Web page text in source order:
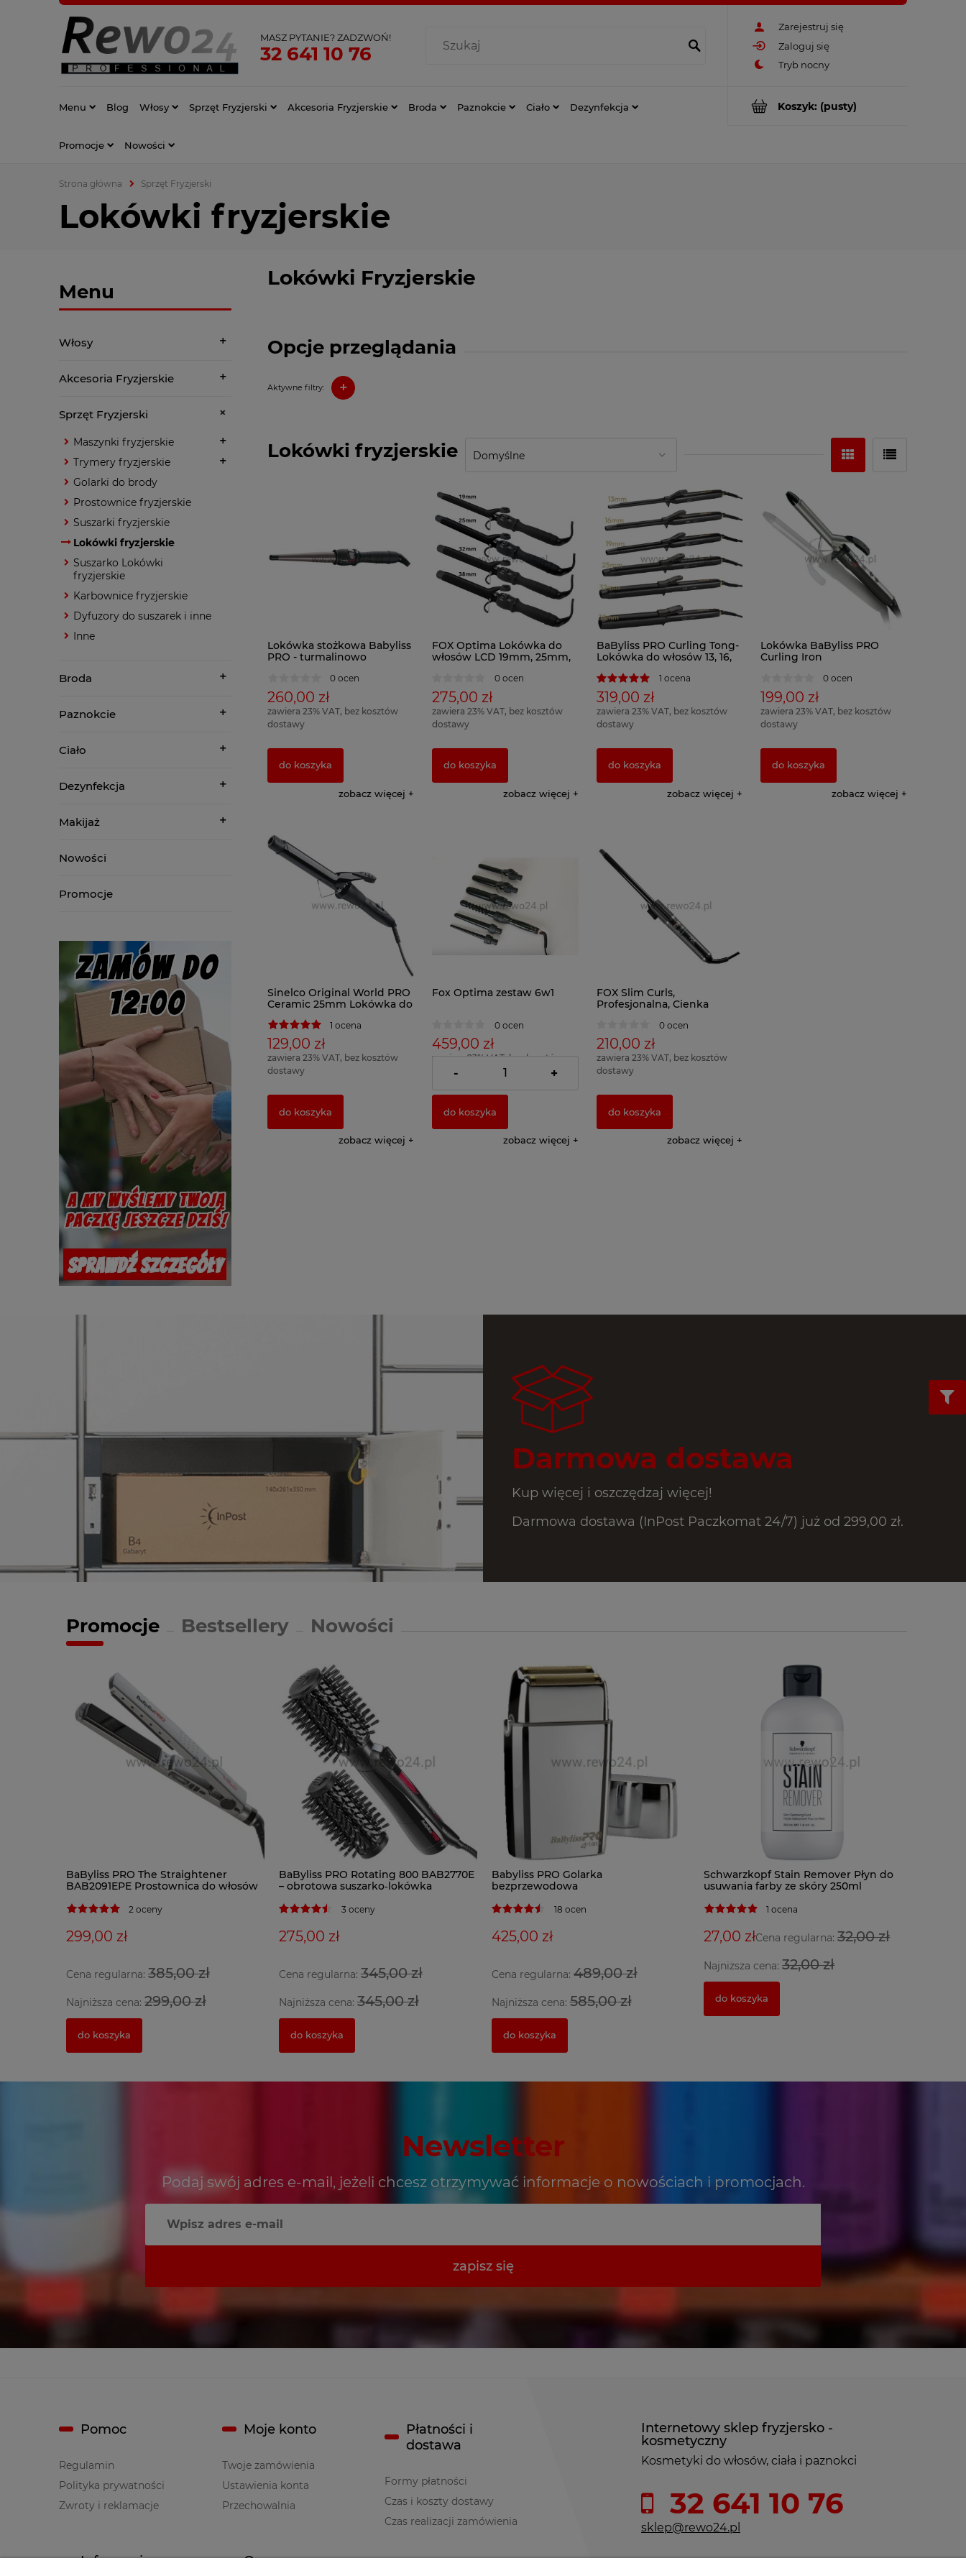
Zarejestruj się
Zaloguj się
MASZ PYTANIE? ZADZWOŃ!
32 641 10 76
Koszyk: (pusty)
Menu Blog Włosy Sprzęt Fryzjerski Akcesoria Fryzjerskie Broda Paznokcie Ciało Dezynfekcja
Promocje Nowości
Strona główna Sprzęt Fryzjerski
Lokówki fryzjerskie
Menu
Włosy
Akcesoria Fryzjerskie
Sprzęt Fryzjerski
Maszynki fryzjerskie
Trymery fryzjerskie
Golarki do brody
Prostownice fryzjerskie
Suszarki fryzjerskie
Lokówki fryzjerskie
Suszarko Lokówki
fryzjerskie
Karbownice fryzjerskie
Dyfuzory do suszarek i inne
Inne
Broda
Paznokcie
Ciało
Dezynfekcja
Makijaż
Nowości
Promocje
Opcje przeglądania
Aktywne filtry: +
Lokówki Fryzjerskie
Lokówki fryzjerskie
Lokówka stożkowa Babyliss
PRO - turmalinowo
0 ocen
260,00 zł
zawiera 23% VAT, bez kosztów
dostawy
do koszyka
zobacz więcej
FOX Optima Lokówka do
włosów LCD 19mm, 25mm,
0 ocen
275,00 zł
zawiera 23% VAT, bez kosztów
dostawy
do koszyka
zobacz więcej
BaByliss PRO Curling Tong-
Lokówka do włosów 13, 16,
1 ocena
319,00 zł
zawiera 23% VAT, bez kosztów
dostawy
do koszyka
zobacz więcej
Lokówka BaByliss PRO
Curling Iron
0 ocen
199,00 zł
zawiera 23% VAT, bez kosztów
dostawy
do koszyka
zobacz więcej
Sinelco Original World PRO
Ceramic 25mm Lokówka do
1 ocena
129,00 zł
zawiera 23% VAT, bez kosztów
dostawy
do koszyka
zobacz więcej
Fox Optima zestaw 6w1
0 ocen
459,00 zł
zawiera 23% VAT, bez kosztów
dostawy
- +
do koszyka
zobacz więcej
FOX Slim Curls,
Profesjonalna, Cienka
0 ocen
210,00 zł
zawiera 23% VAT, bez kosztów
dostawy
do koszyka
zobacz więcej
Darmowa dostawa
Kup więcej i oszczędzaj więcej!
Darmowa dostawa (InPost Paczkomat 24/7) już od 299,00 zł.
Promocje Nowości
Bestsellery
BaByliss PRO The Straightener
BAB2091EPE Prostownica do włosów
2 oceny
299,00 zł
Cena regularna: 385,00 zł
Najniższa cena: 299,00 zł
do koszyka
BaByliss PRO Rotating 800 BAB2770E
– obrotowa suszarko‑lokówka
3 oceny
275,00 zł
Cena regularna: 345,00 zł
Najniższa cena: 345,00 zł
do koszyka
Babyliss PRO Golarka
bezprzewodowa
18 ocen
425,00 zł
Cena regularna:489,00 zł
Najniższa cena:585,00 zł
do koszyka
Schwarzkopf Stain Remover Płyn do
usuwania farby ze skóry 250ml
1 ocena
27,00 złCena regularna:32,00 zł
Najniższa cena:32,00 zł
do koszyka
Newsletter
Podaj swój adres e-mail, jeżeli chcesz otrzymywać informacje o nowościach i promocjach.
zapisz się
Internetowy sklep fryzjersko -
kosmetyczny
Kosmetyki do włosów, ciała i paznokci
32 641 10 76
sklep@rewo24.pl
Pomoc
Regulamin
Polityka prywatności
Zwroty i reklamacje
Moje konto
Twoje zamówienia
Ustawienia konta
Przechowalnia
Płatności i
dostawa
Formy płatności
Czas i koszty dostawy
Czas realizacji zamówienia
Informacje O nas